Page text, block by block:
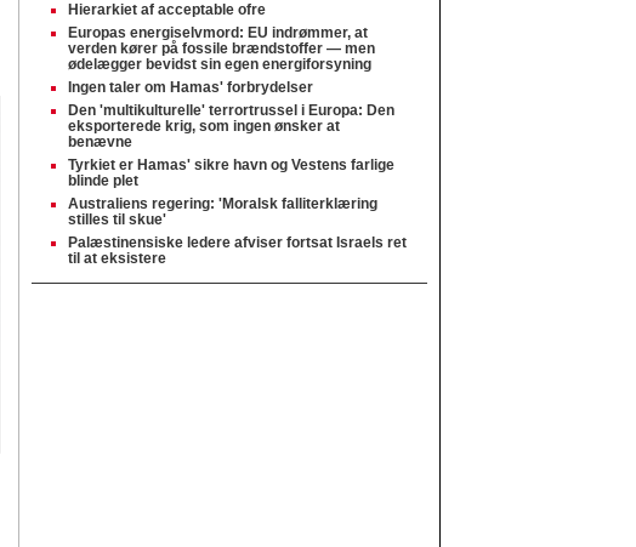
Hierarkiet af acceptable ofre
Europas energiselvmord: EU indrømmer, at
verden kører på fossile brændstoffer — men
ødelægger bevidst sin egen energiforsyning
Ingen taler om Hamas' forbrydelser
Den 'multikulturelle' terrortrussel i Europa: Den
eksporterede krig, som ingen ønsker at
benævne
Tyrkiet er Hamas' sikre havn og Vestens farlige
blinde plet
Australiens regering: 'Moralsk falliterklæring
stilles til skue'
Palæstinensiske ledere afviser fortsat Israels ret
til at eksistere